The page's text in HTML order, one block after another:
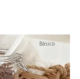
Básico